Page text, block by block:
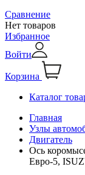
Сравнение
Нет товаров
Избранное
Войти
Корзина
Каталог
Главная
Узлы
Двигатель
Ось
Евро-5,